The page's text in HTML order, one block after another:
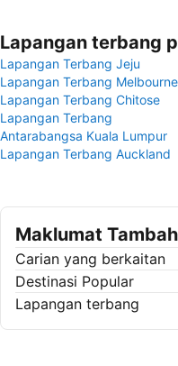
Lapangan terbang
Lapangan Terbang Jeju
Lapangan Terbang Melbourne
Lapangan Terbang Chitose
Lapangan Terbang
Antarabangsa Kuala Lumpur
Lapangan Terbang Auckland
Maklumat
Carian yang berkaitan
Destinasi Popular
Lapangan terbang